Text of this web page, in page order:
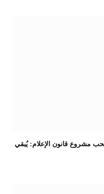
مشروع قانون الإعلام: يُبقي